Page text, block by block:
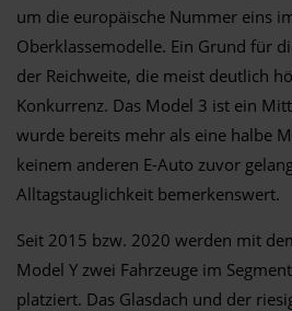
um die europäische Nummer eins
Oberklassemodelle. Ein Grund für
der Reichweite, die meist deutlich
Konkurrenz. Das Model 3 ist ein
wurde bereits mehr als eine halbe
keinem anderen E-Auto zuvor
Alltagstauglichkeit bemerkenswert.
Seit 2015 bzw. 2020 werden mit
Model Y zwei Fahrzeuge im
platziert. Das Glasdach und der